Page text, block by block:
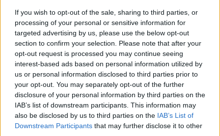
If you wish to opt-out of the sale, sharing to third parties, or
processing of your personal or sensitive information for
targeted advertising by us, please use the below opt-out
section to confirm your selection. Please note that after your
opt-out request is processed you may continue seeing
interest-based ads based on personal information utilized by
us or personal information disclosed to third parties prior to
your opt-out. You may separately opt-out of the further
disclosure of your personal information by third parties on the
IAB’s list of downstream participants. This information may
also be disclosed by us to third parties on the IAB’s List of
Downstream Participants that may further disclose it to other
2023-03-28
esenzioni fiscali e crediti d'imposta adottati a
seguito della crisi economica causata dall'epidemia di
COVID-19 [con mo
agenzia delle entrate
4.433 euro
2021-12-10
COVID-19: Fondo di garanzia PMI - Modifica
SA.56966, SA.57625, SA.59655
Banca del Mezzogiorno MedioCredito Centrale S.p.A.